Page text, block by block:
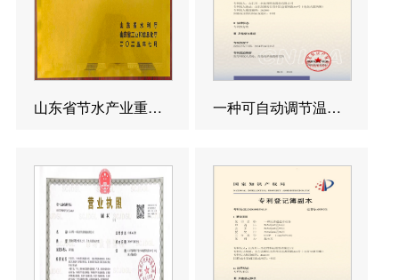
山东省节水产业重点企业 一种可自动调节温度的反渗透造水设备发明专利